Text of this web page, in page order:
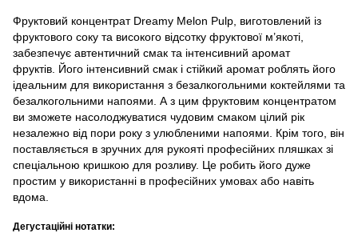
Фруктовий концентрат Dreamy Melon Pulp, виготовлений із
фруктового соку та високого відсотку фруктової м’якоті,
забезпечує автентичний смак та інтенсивний аромат
фруктів. Його інтенсивний смак і стійкий аромат роблять його
ідеальним для використання з безалкогольними коктейлями та
безалкогольними напоями. А з цим фруктовим концентратом
ви зможете насолоджуватися чудовим смаком цілий рік
незалежно від пори року з улюбленими напоями. Крім того, він
поставляється в зручних для рукояті професійних пляшках зі
спеціальною кришкою для розливу. Це робить його дуже
простим у використанні в професійних умовах або навіть
вдома.
Дегустаційні нотатки: